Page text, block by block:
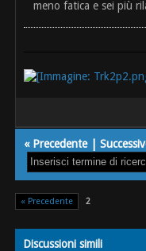
meno fatica e sei più
« Precedente|
« Precedente 2
Discussioni simili